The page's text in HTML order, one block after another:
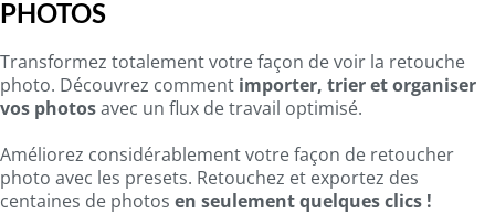
PHOTOS
Transformez totalement votre façon de voir la retouche
photo. Découvrez comment importer, trier et organiser
vos photosavec un flux de travail optimisé.
Améliorez considérablement votre façon de retoucher
photo avec les presets. Retouchez et exportez des
centaines de photos en seulement quelques clics !